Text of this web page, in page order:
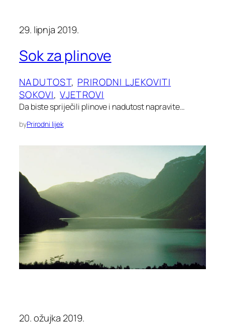
29. lipnja 2019.
Sok za plinove
NADUTOST, PRIRODNI LJEKOVITI
SOKOVI, VJETROVI
Da biste spriječili plinove i nadutost napravite…
byPrirodni lijek
20. ožujka 2019.